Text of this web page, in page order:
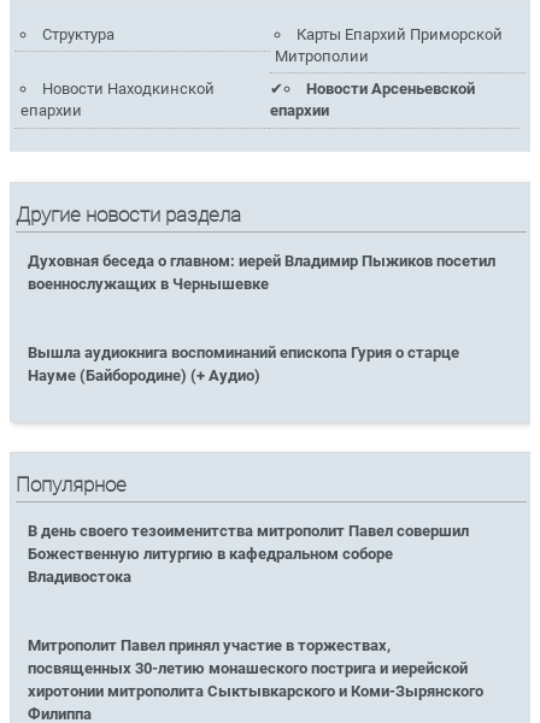
Структура
Карты Епархий Приморской
Митрополии
Новости Находкинской
епархии
Новости Арсеньевской
епархии
Другие новости раздела
Духовная беседа о главном: иерей Владимир Пыжиков посетил
военнослужащих в Чернышевке
Вышла аудиокнига воспоминаний епископа Гурия о старце
Науме (Байбородине) (+ Аудио)
Популярное
В день своего тезоименитства митрополит Павел совершил
Божественную литургию в кафедральном соборе
Владивостока
Митрополит Павел принял участие в торжествах,
посвященных 30-летию монашеского пострига и иерейской
хиротонии митрополита Сыктывкарского и Коми-Зырянского
Филиппа